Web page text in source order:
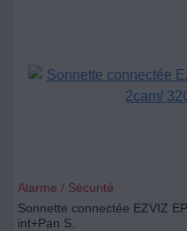
Alarme / Sécurité
Sonnette connectée EZVIZ
int+Pan S.